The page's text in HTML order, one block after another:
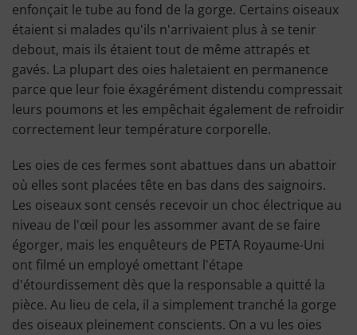
enfonçait le tube au fond de la gorge. Certains oiseaux
étaient si malades qu'ils n'arrivaient plus à se tenir
debout, mais ils étaient tout de même attrapés et
gavés. La plupart des oies haletaient en permanence
parce que leur foie éxagérément distendu compressait
leurs poumons et les empêchait également de refroidir
correctement leur température corporelle.
Les oies de ces fermes sont abattues dans un abattoir
où elles sont placées tête en bas dans des saignoirs.
Les oiseaux sont censés recevoir un choc électrique au
niveau de l'œil pour les assommer avant de se faire
égorger, mais les enquêteurs de PETA Royaume-Uni
ont filmé un employé omettant l'étape
d'étourdissement dès que la responsable a quitté la
pièce. Au lieu de cela, il a simplement tranché la gorge
des oiseaux pleinement conscients. On a vu les oies